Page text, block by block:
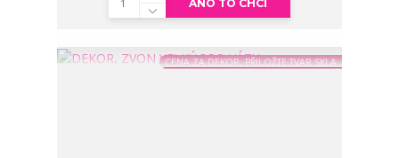
ANO TO CHCI
CENA ZA DEKOR, PŘILOŽTE TVAR SKLA